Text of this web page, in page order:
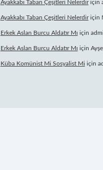
Ayakkabı Taban Çeşitleri Nelerdiriçin
Ayakkabı Taban Çeşitleri Nelerdiriçin
Erkek Aslan Burcu Aldatır Mı için
Erkek Aslan Burcu Aldatır Mı için
Küba Komünist Mi Sosyalist Mi için